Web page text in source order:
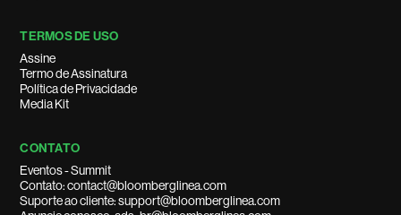
TERMOS DE USO
Assine
Termo de Assinatura
Política de Privacidade
Media Kit
CONTATO
Eventos - Summit
Contato: contact@bloomberglinea.com
Suporte ao cliente: support@bloomberglinea.com